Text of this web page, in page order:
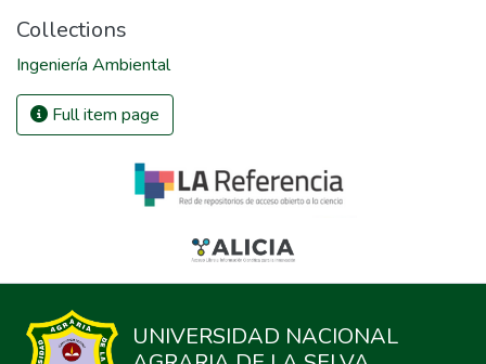
Collections
Ingeniería Ambiental
Full item page
UNIVERSIDAD NACIONAL